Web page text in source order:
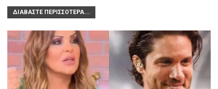
ΔΙΑΒΆΣΤΕ ΠΕΡΙΣΣΌΤΕΡΑ...